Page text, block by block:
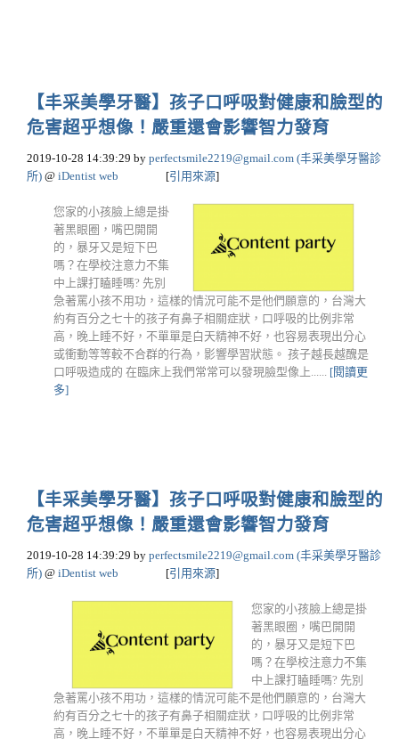
【丰采美學牙醫】孩子口呼吸對健康和臉型的
危害超乎想像！嚴重還會影響智力發育
2019-10-28 14:39:29 by perfectsmile2219@gmail.com (丰采美學牙醫診
所) @ iDentist web [引用來源]
您家的小孩臉上總是掛
著黑眼圈，嘴巴開開
的，暴牙又是短下巴
嗎？在學校注意力不集
中上課打瞌睡嗎? 先別
急著罵小孩不用功，這樣的情況可能不是他們願意的，台灣大
約有百分之七十的孩子有鼻子相關症狀，口呼吸的比例非常
高，晚上睡不好，不單單是白天精神不好，也容易表現出分心
或衝動等等較不合群的行為，影響學習狀態。 孩子越長越醜是
口呼吸造成的 在臨床上我們常常可以發現臉型像上...... [閱讀更
多]
【丰采美學牙醫】孩子口呼吸對健康和臉型的
危害超乎想像！嚴重還會影響智力發育
2019-10-28 14:39:29 by perfectsmile2219@gmail.com (丰采美學牙醫診
所) @ iDentist web [引用來源]
您家的小孩臉上總是掛
著黑眼圈，嘴巴開開
的，暴牙又是短下巴
嗎？在學校注意力不集
中上課打瞌睡嗎? 先別
急著罵小孩不用功，這樣的情況可能不是他們願意的，台灣大
約有百分之七十的孩子有鼻子相關症狀，口呼吸的比例非常
高，晚上睡不好，不單單是白天精神不好，也容易表現出分心